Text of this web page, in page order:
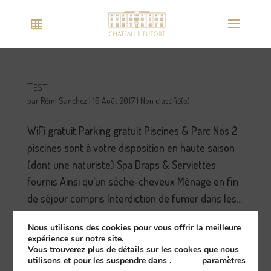
Test
par Rémi Sanchez | 16 Août 2017| Non classifié(e)
WiFi gratuit Parking gratuit Piscines & Parc Nos 2
piscines sont à votre disposition en haute saison
(dont une naturiste) Spa Draps & Serviettes
fournis Ainsi qu'un sèche-cheveux Ménage en fin
de séjour compris Interdiction de fumer dans les...
Nous utilisons des cookies pour vous offrir la meilleure
expérience sur notre site.
Vous trouverez plus de détails sur les cookes que nous
utilisons et pour les suspendre dans
paramètres
.